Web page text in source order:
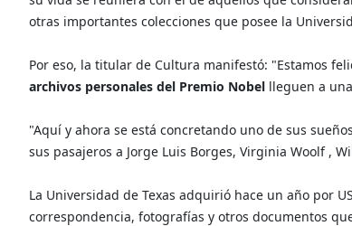
otras importantes colecciones que posee la
Por eso, la titular de Cultura manifestó: "Estamos
archivos personales del Premio Nobel lleguen a
"Aquí y ahora se está concretando uno de sus
sus pasajeros a Jorge Luis Borges, Virginia Woolf ,
La Universidad de Texas adquirió hace un año por
correspondencia, fotografías y otros documentos